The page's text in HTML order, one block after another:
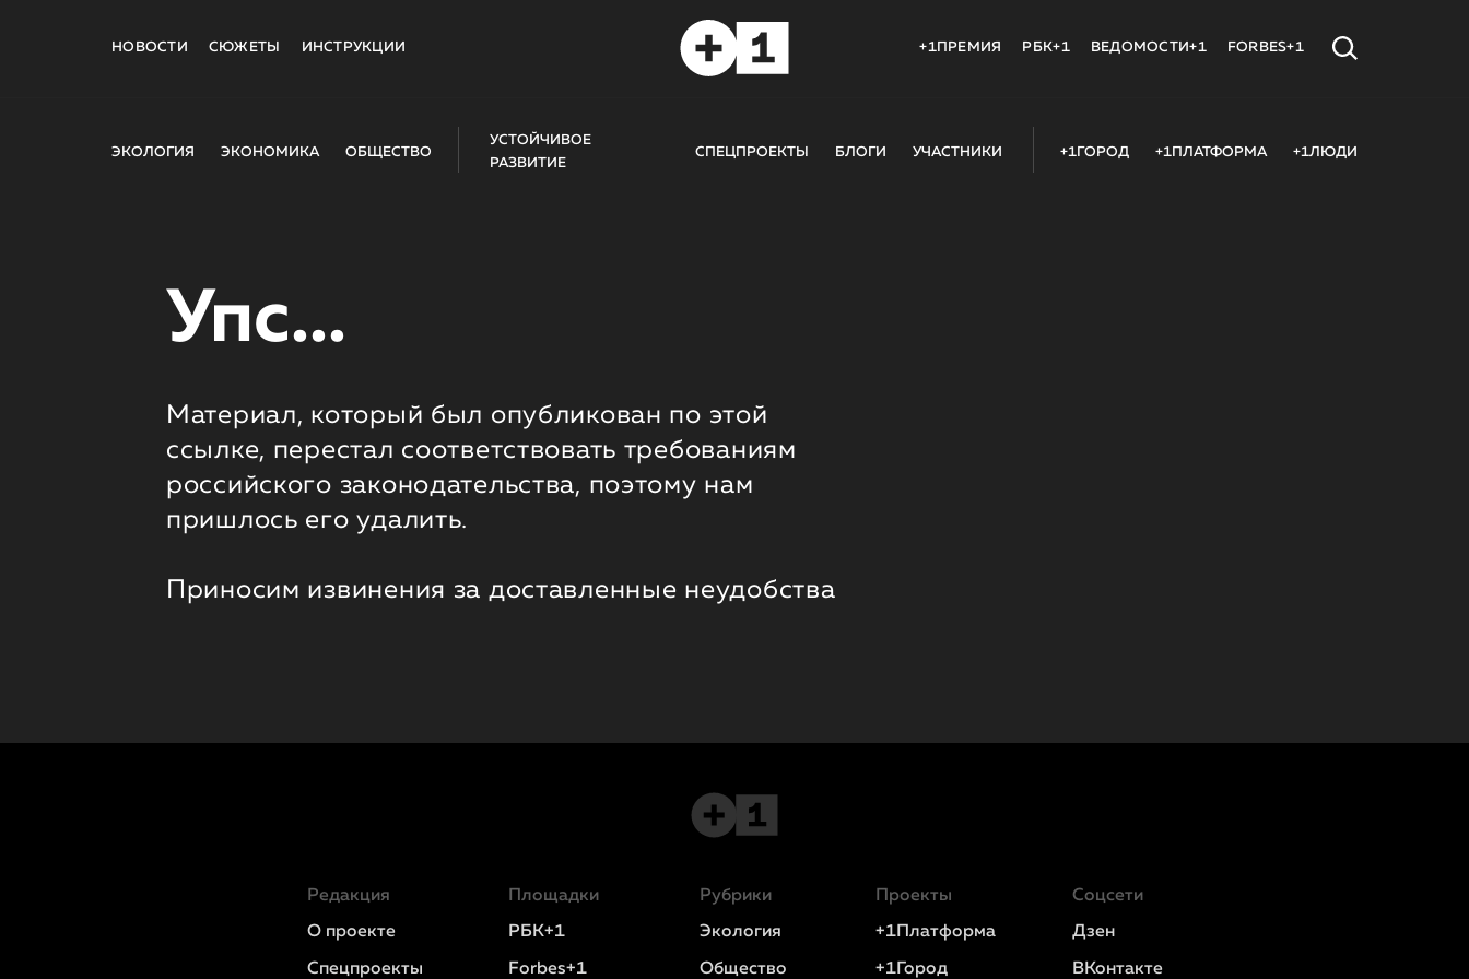
НОВОСТИ СЮЖЕТЫ ИНСТРУКЦИИ +1ПРЕМИЯ РБК+1 ВЕДОМОСТИ+1 FORBES+1
ЭКОЛОГИЯ ЭКОНОМИКА ОБЩЕСТВО
УСТОЙЧИВОЕ
РАЗВИТИЕ
СПЕЦПРОЕКТЫ БЛОГИ УЧАСТНИКИ +1ГОРОД +1ПЛАТФОРМА +1ЛЮДИ
Упс...
Материал, который был опубликован по этой
ссылке, перестал соответствовать требованиям
российского законодательства, поэтому нам
пришлось его удалить.
Приносим извинения за доставленные неудобства
Редакция
О проекте
Спецпроекты
Площадки
РБК+1
Forbes+1
Рубрики
Экология
Общество
Проекты
+1Платформа
+1Город
Соцсети
Дзен
ВКонтакте